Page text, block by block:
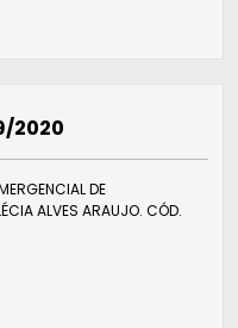
2020
DE
ALVES ARAUJO. CÓD.